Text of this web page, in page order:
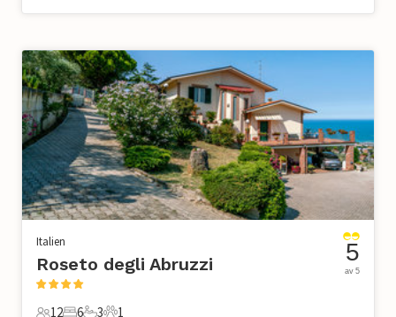
Italien
Roseto degli Abruzzi
12 6 3 1
5
av 5